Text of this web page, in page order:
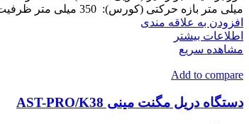
میلی متر بازه حرکتی (کورس): 350 میلی متر ظرفیت قلاویز کاری: M45 12 ماه گارانتی
افزودن به علاقه مندی
اطلاعات بیشتر
مشاهده سریع
Add to compare
دستگاه دریل مگنت مینی AST-PRO/K38